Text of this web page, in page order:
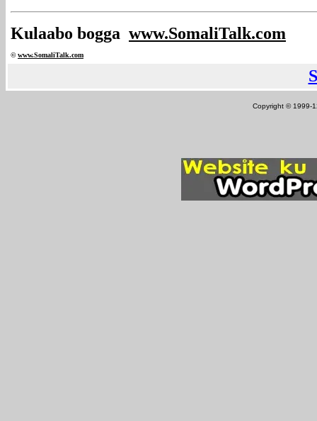
Kulaabo bogga www.SomaliTalk.com
©www.SomaliTalk.com
Copyright © 1999-